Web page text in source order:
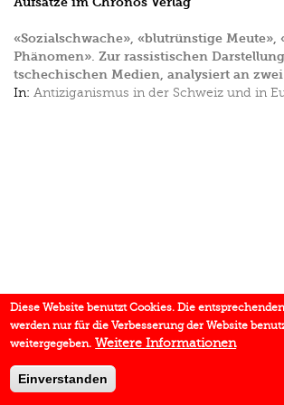
«Sozialschwache», «blutrünstige Meute»,
Phänomen». Zur rassistischen
tschechischen Medien, analysiert an
In: Antiziganismus in der Schweiz und in
Diese Website benutzt Cookies. Die
werden nur für die Verbesserung der Website
weitergegeben. Weitere Informationen
Einverstanden